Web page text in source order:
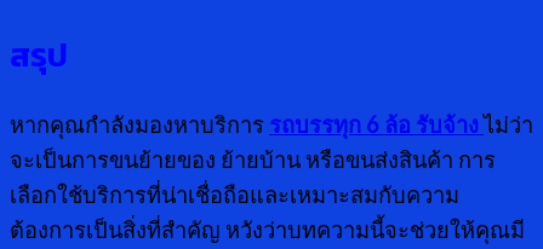
สรุป
หากคุณกำลังมองหาบริการ รถบรรทุก 6 ล้อ รับจ้างไม่ว่า
จะเป็นการขนย้ายของ ย้ายบ้าน หรือขนส่งสินค้า การ
เลือกใช้บริการที่น่าเชื่อถือและเหมาะสมกับความ
ต้องการเป็นสิ่งที่สำคัญ หวังว่าบทความนี้จะช่วยให้คุณมี